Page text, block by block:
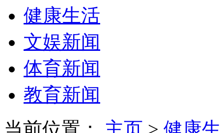
健康生活
文娱新闻
体育新闻
教育新闻